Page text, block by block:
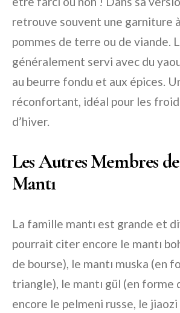
retrouve souvent une garniture
pommes de terre ou de viande.
généralement servi avec du
au beurre fondu et aux épices.
réconfortant, idéal pour les
d’hiver.
Les Autres Membres
Mantı
La famille mantı est grande et
pourrait citer encore le mantı
de bourse), le mantı muska (en
triangle), le mantı gül (en forme
encore le pelmeni russe, le jiaozi